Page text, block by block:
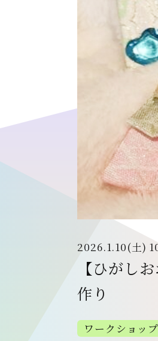
2026.1.10(土)
【ひがし
作り
ワークショッ